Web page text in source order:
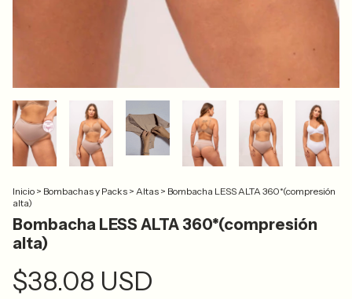
Inicio > Bombachas y Packs > Altas > Bombacha LESS ALTA 360*(compresión
alta)
Bombacha LESS ALTA 360*(compresión
alta)
$38.08 USD